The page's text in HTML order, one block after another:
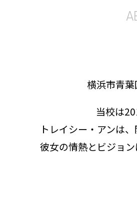
横浜市青
当校は
トレイシー・アンは
彼女の情熱とビジョ